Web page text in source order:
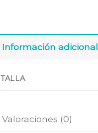
Información adicional
TALLA
Valoraciones (0)